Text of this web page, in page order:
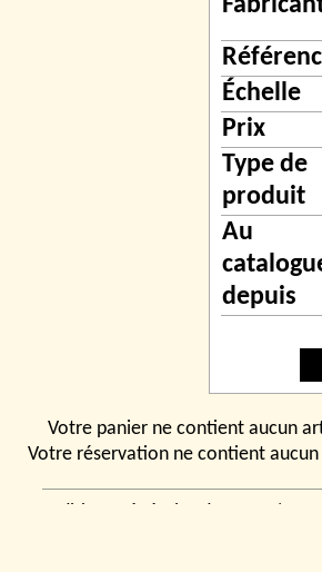
Échelle
Prix
Type de
produit
Au
depuis
Votre panier ne contient aucun
Votre réservation ne contient